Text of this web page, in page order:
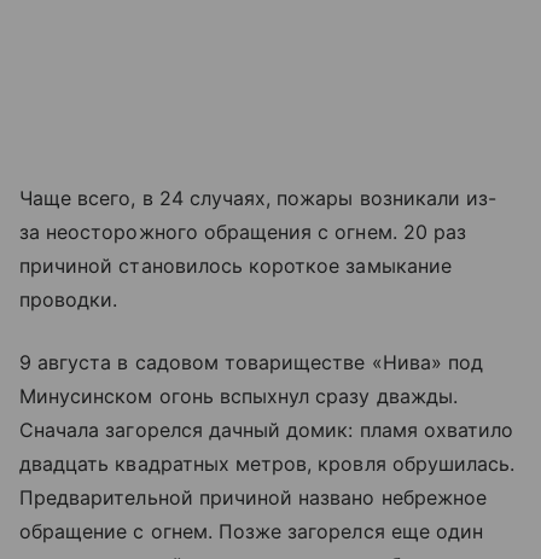
Чаще всего, в 24 случаях, пожары возникали из-
за неосторожного обращения с огнем. 20 раз
причиной становилось короткое замыкание
проводки.
9 августа в садовом товариществе «Нива» под
Минусинском огонь вспыхнул сразу дважды.
Сначала загорелся дачный домик: пламя охватило
двадцать квадратных метров, кровля обрушилась.
Предварительной причиной названо небрежное
обращение с огнем. Позже загорелся еще один